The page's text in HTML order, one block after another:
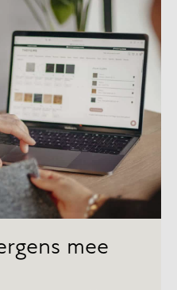
mee
mee
mee